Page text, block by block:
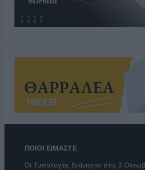
ΠΟΙΟΙ ΕΙΜΑΣΤΕ
Οι Τυπολογίες ξεκίνησαν στις 3